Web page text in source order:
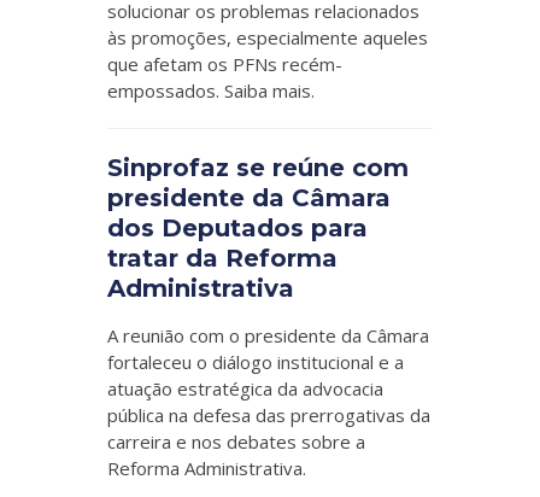
solucionar os problemas relacionados
às promoções, especialmente aqueles
que afetam os PFNs recém-
empossados. Saiba mais.
Sinprofaz se reúne com
presidente da Câmara
dos Deputados para
tratar da Reforma
Administrativa
A reunião com o presidente da Câmara
fortaleceu o diálogo institucional e a
atuação estratégica da advocacia
pública na defesa das prerrogativas da
carreira e nos debates sobre a
Reforma Administrativa.